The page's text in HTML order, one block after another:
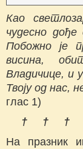
Као
чудесно дође
Побожно је
висина,
Владичице, и
Твоју од нас,
глас 1)
† † †
На празник